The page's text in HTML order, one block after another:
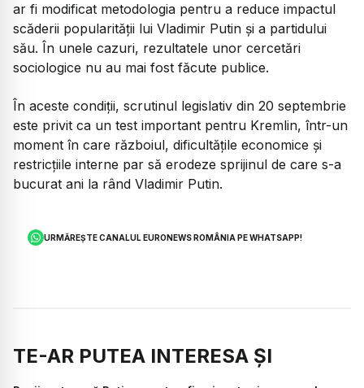
ar fi modificat metodologia pentru a reduce impactul
scăderii popularității lui Vladimir Putin și a partidului
său. În unele cazuri, rezultatele unor cercetări
sociologice nu au mai fost făcute publice.
În aceste condiții, scrutinul legislativ din 20 septembrie
este privit ca un test important pentru Kremlin, într-un
moment în care războiul, dificultățile economice și
restricțiile interne par să erodeze sprijinul de care s-a
bucurat ani la rând Vladimir Putin.
URMĂREȘTE CANALUL EURONEWS ROMÂNIA PE WHATSAPP!
TE-AR PUTEA INTERESA ȘI